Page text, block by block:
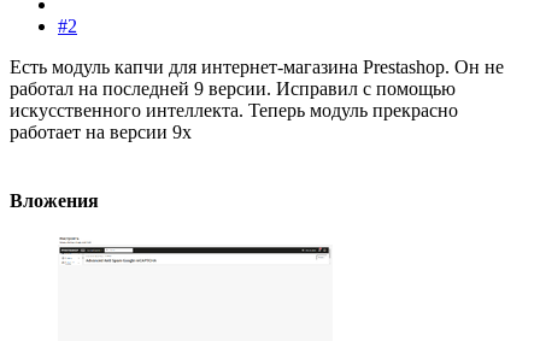
#2
Есть модуль капчи для интернет-магазина Prestashop. Он не
работал на последней 9 версии. Исправил с помощью
искусственного интеллекта. Теперь модуль прекрасно
работает на версии 9х
Вложения